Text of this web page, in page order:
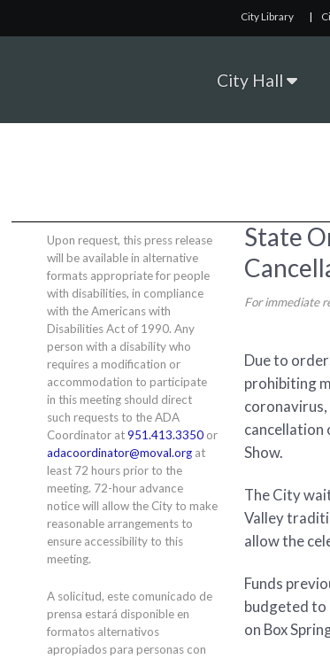
City Library |
City Hall
State
For immediate
Due to
prohibiting
coronavirus,
cancellation
Show.
The City
Valley
allow the
Funds
budgeted to
on Box
Upon request, this press release
will be available in alternative
formats appropriate for people
with disabilities, in compliance
with the Americans with
Disabilities Act of 1990. Any
person with a disability who
requires a modification or
accommodation to participate
in this meeting should direct
such requests to the ADA
Coordinator at951.413.3350or
adacoordinator@moval.orgat
least 72 hours prior to the
meeting. 72-hour advance
notice will allow the City to make
reasonable arrangements to
ensure accessibility to this
meeting.
A solicitud, este comunicado de
prensa estará disponible en
formatos alternativos
apropiados para personas con